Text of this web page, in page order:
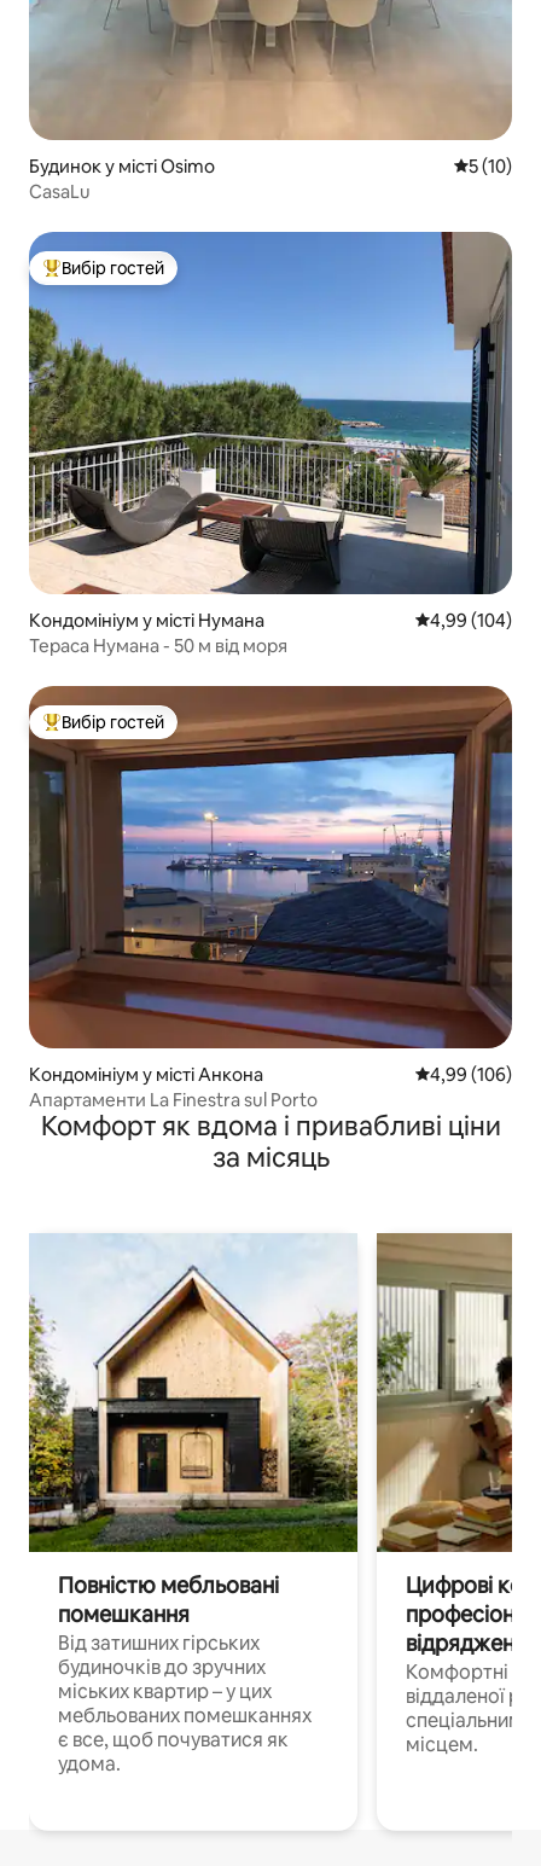
Будинок у місті Osimo Середня
5 (10)
CasaLu
Топ вибір гостей
Вибір гостей
Кондомініум у місті Нумана Середня
4,99 (104)
Тераса Нумана - 50 м від моря
Топ вибір гостей
Вибір гостей
Кондомініум у місті Анкона Середня
4,99 (106)
Апартаменти La Finestra sul Porto
Комфорт як вдома і привабливі ціни
за місяць
Повністю мебльовані
помешкання
Від затишних гірських
будиночків до зручних
міських квартир – у цих
мебльованих помешканнях
є все, щоб почуватися як
удома.
Цифрові
Комфортні
віддаленої
спеціальним
місцем.